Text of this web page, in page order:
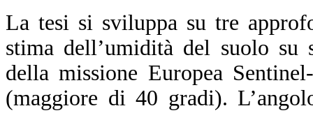
La tesi si sviluppa su tre
stima dell’umidità del suolo
della missione Europea
(maggiore di 40 gradi).